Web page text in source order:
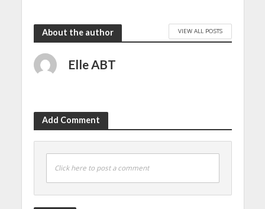
About the author VIEW ALL POSTS
Elle ABT
Add Comment
Click here to post a comment